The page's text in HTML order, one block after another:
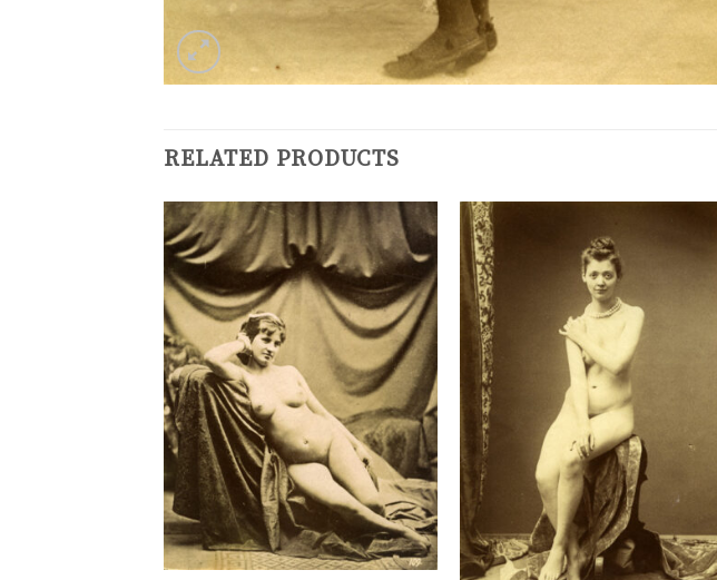
RELATED PRODUCTS
Ajouter
liste de
souhaits